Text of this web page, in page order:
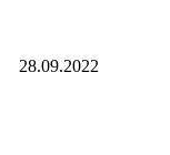
28.09.2022